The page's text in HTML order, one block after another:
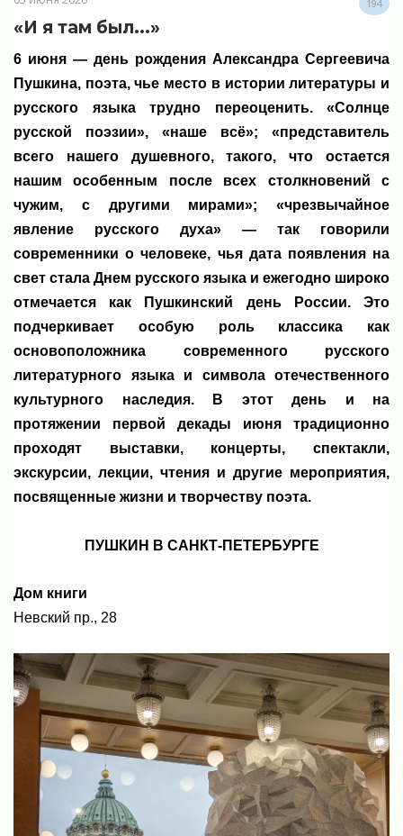
194
«И я там был...»
6 июня — день рождения Александра Сергеевича
Пушкина, поэта, чье место в истории литературы и
русского языка трудно переоценить. «Солнце
русской поэзии», «наше всё»; «представитель
всего нашего душевного, такого, что остается
нашим особенным после всех столкновений с
чужим, с другими мирами»; «чрезвычайное
явление русского духа» — так говорили
современники о человеке, чья дата появления на
свет стала Днем русского языка и ежегодно широко
отмечается как Пушкинский день России. Это
подчеркивает особую роль классика как
основоположника современного русского
литературного языка и символа отечественного
культурного наследия. В этот день и на
протяжении первой декады июня традиционно
проходят выставки, концерты, спектакли,
экскурсии, лекции, чтения и другие мероприятия,
посвященные жизни и творчеству поэта.
ПУШКИН В САНКТ-ПЕТЕРБУРГЕ
Дом книги
Невский пр., 28